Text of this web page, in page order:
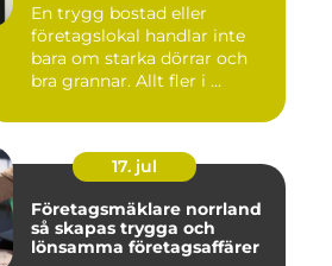
En trygg bostad eller
företagslokal handlar inte
bara om starka dörrar och
bra grannar. Allt fler i ...
17. jul
Företagsmäklare norrland
så skapas trygga och
lönsamma företagsaffärer